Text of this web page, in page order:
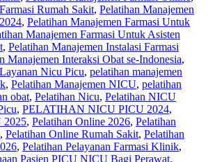
Rumah Sakit, Pelatihan Manajemen
, Pelatihan Manajemen Farmasi Untuk
Manajemen Farmasi Untuk Asisten
, Pelatihan Manajemen Instalasi Farmasi
Manajemen Interaksi Obat se-Indonesia,
Nicu Picu, pelatihan manajemen
, Pelatihan Manajemen NICU, pelatihan
obat, Pelatihan Nicu, Pelatihan NICU
, PELATIHAN NICU PICU 2024,
2025, Pelatihan Online 2026, Pelatihan
, Pelatihan Online Rumah Sakit, Pelatihan
, Pelatihan Pelayanan Farmasi Klinik,
Pasien PICU NICU Bagi Perawat,